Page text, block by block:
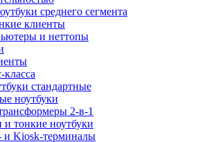
среднего сегмента
клиенты
и неттопы
стандартные
ноутбуки
2-в-1
и тонкие ноутбуки
Kiosk-терминалы